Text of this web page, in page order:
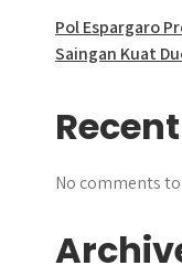
Pol Espargaro
Saingan Kuat
No comments to